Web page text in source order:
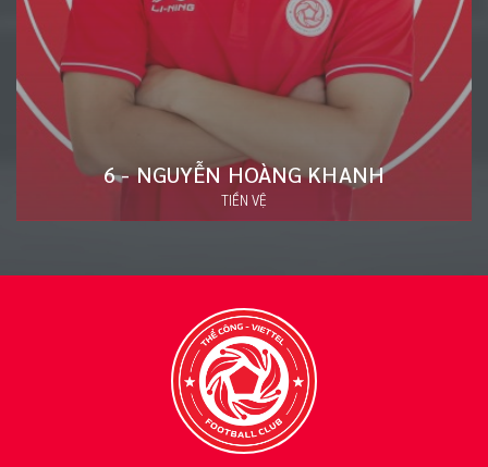
20 - ĐÀO VĂN NAM
HẬU VỆ